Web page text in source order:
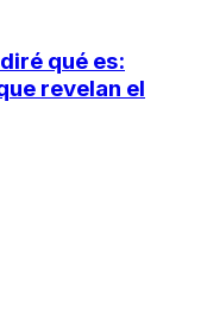
qué es:
revelan el